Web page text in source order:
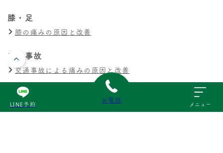
LINE予約
お電話
メニュー
膝・足
膝の痛みの原因と改善
交通事故
交通事故による痛みの原因と改善
その他
スポーツ障害の原因と改善